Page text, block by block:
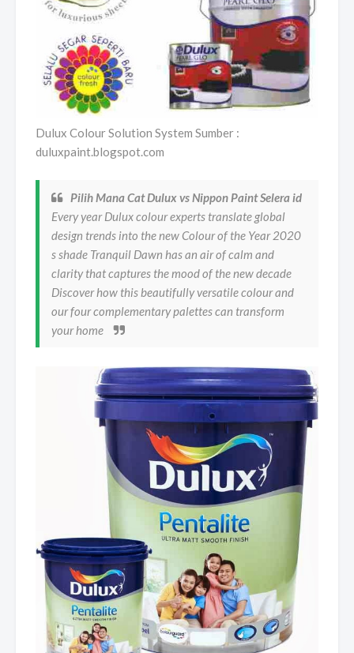
Dulux Colour Solution System Sumber :
duluxpaint.blogspot.com
Pilih Mana Cat Dulux vs Nippon Paint Selera id
Every year Dulux colour experts translate global
design trends into the new Colour of the Year 2020
s shade Tranquil Dawn has an air of calm and
clarity that captures the mood of the new decade
Discover how this beautifully versatile colour and
our four complementary palettes can transform
your home